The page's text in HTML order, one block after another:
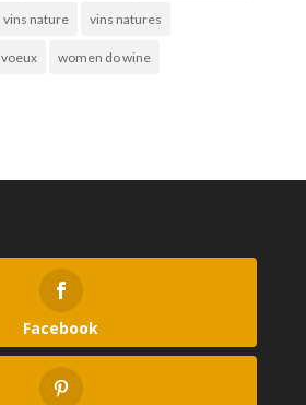
vins nature vins natures
voeux women do wine
Facebook